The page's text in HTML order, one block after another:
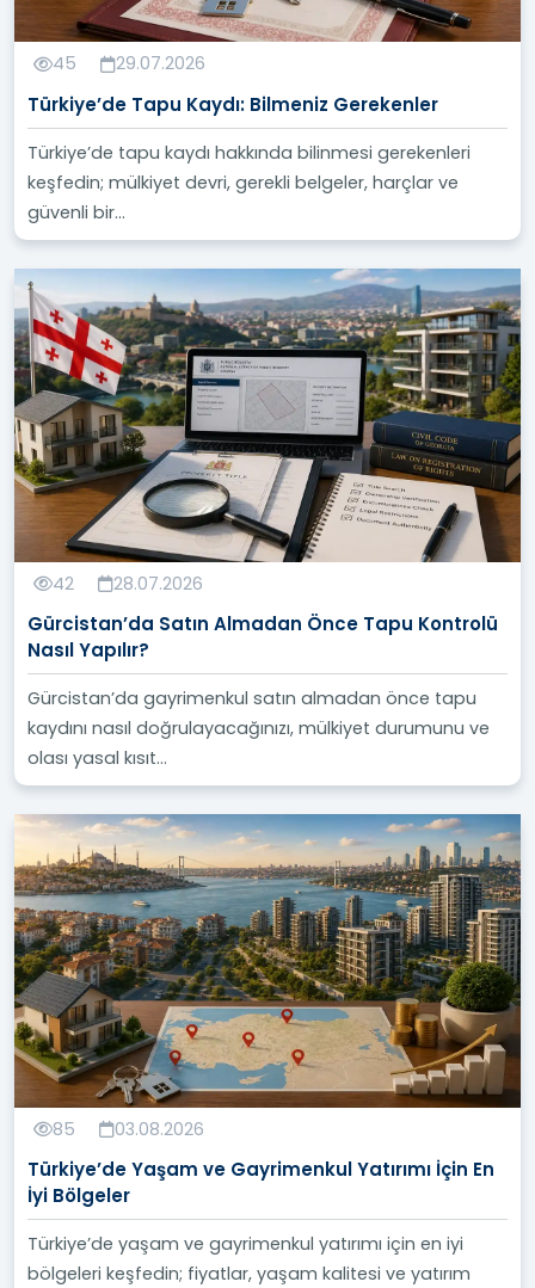
45 29.07.2026
Türkiye’de Tapu Kaydı: Bilmeniz Gerekenler
Türkiye’de tapu kaydı hakkında bilinmesi gerekenleri
keşfedin; mülkiyet devri, gerekli belgeler, harçlar ve
güvenli bir...
42 28.07.2026
Gürcistan’da Satın Almadan Önce Tapu Kontrolü
Nasıl Yapılır?
Gürcistan’da gayrimenkul satın almadan önce tapu
kaydını nasıl doğrulayacağınızı, mülkiyet durumunu ve
olası yasal kısıt...
85 03.08.2026
Türkiye’de Yaşam ve Gayrimenkul Yatırımı İçin En
İyi Bölgeler
Türkiye’de yaşam ve gayrimenkul yatırımı için en iyi
bölgeleri keşfedin; fiyatlar, yaşam kalitesi ve yatırım